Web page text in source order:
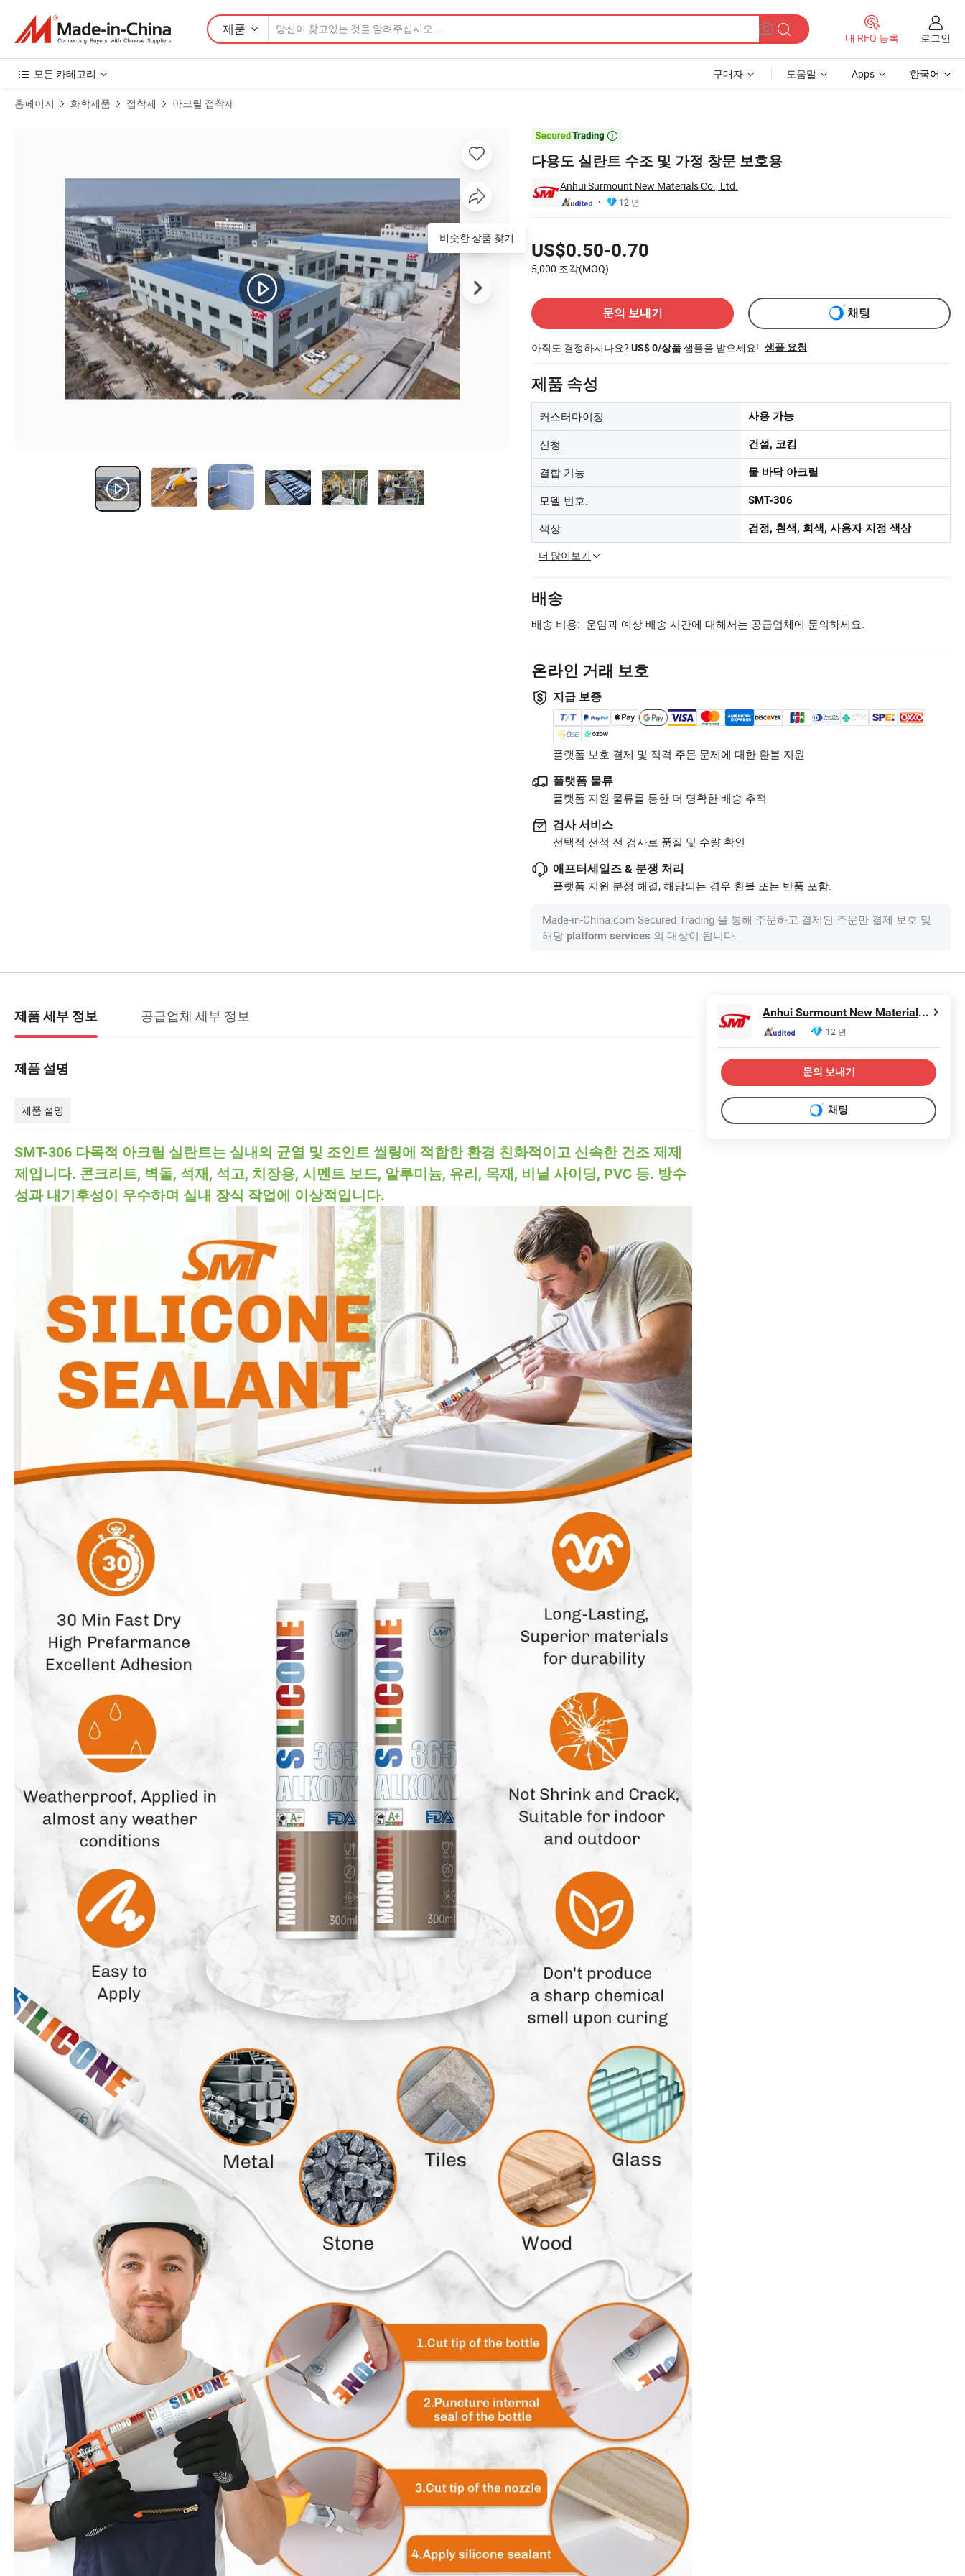
제품
내 RFQ 등록 로그인
모든 카테고리 구매자 도움말 Apps 한국어
홈페이지 화학제품 접착제 아크릴 접착제

다용도 실란트 수조 및 가정 창문 보호용
Anhui Surmount New Materials Co., Ltd.
12 년
US$0.50-0.70
5,000 조각(MOQ)
문의 보내기
채팅
아직도 결정하시나요? US$ 0/상품샘플을 받으세요! 샘플 요청
제품 속성
커스터마이징 사용 가능
신청 건설, 코킹
결합 기능 물 바닥 아크릴
모델 번호. SMT-306
색상 검정, 흰색, 회색, 사용자 지정 색상
더 많이보기
배송
배송 비용: 운임과 예상 배송 시간에 대해서는 공급업체에 문의하세요.
온라인 거래 보호
지급 보증
플랫폼 보호 결제 및 적격 주문 문제에 대한 환불 지원
플랫폼 물류
플랫폼 지원 물류를 통한 더 명확한 배송 추적
검사 서비스
선택적 선적 전 검사로 품질 및 수량 확인
애프터세일즈 & 분쟁 처리
플랫폼 지원 분쟁 해결, 해당되는 경우 환불 또는 반품 포함.
Made-in-China.com Secured Trading 을 통해 주문하고 결제된 주문만 결제 보호 및
해당 platform services 의 대상이 됩니다.
비슷한 상품 찾기
제품 세부 정보 공급업체 세부 정보
제품 설명
제품 설명
SMT-306 다목적 아크릴 실란트는 실내의 균열 및 조인트 씰링에 적합한 환경 친화적이고 신속한 건조 제제
제입니다. 콘크리트, 벽돌, 석재, 석고, 치장용, 시멘트 보드, 알루미늄, 유리, 목재, 비닐 사이딩, PVC 등. 방수
성과 내기후성이 우수하며 실내 장식 작업에 이상적입니다.
Anhui Surmount New Materials Co., Ltd.
12 년
문의 보내기
채팅